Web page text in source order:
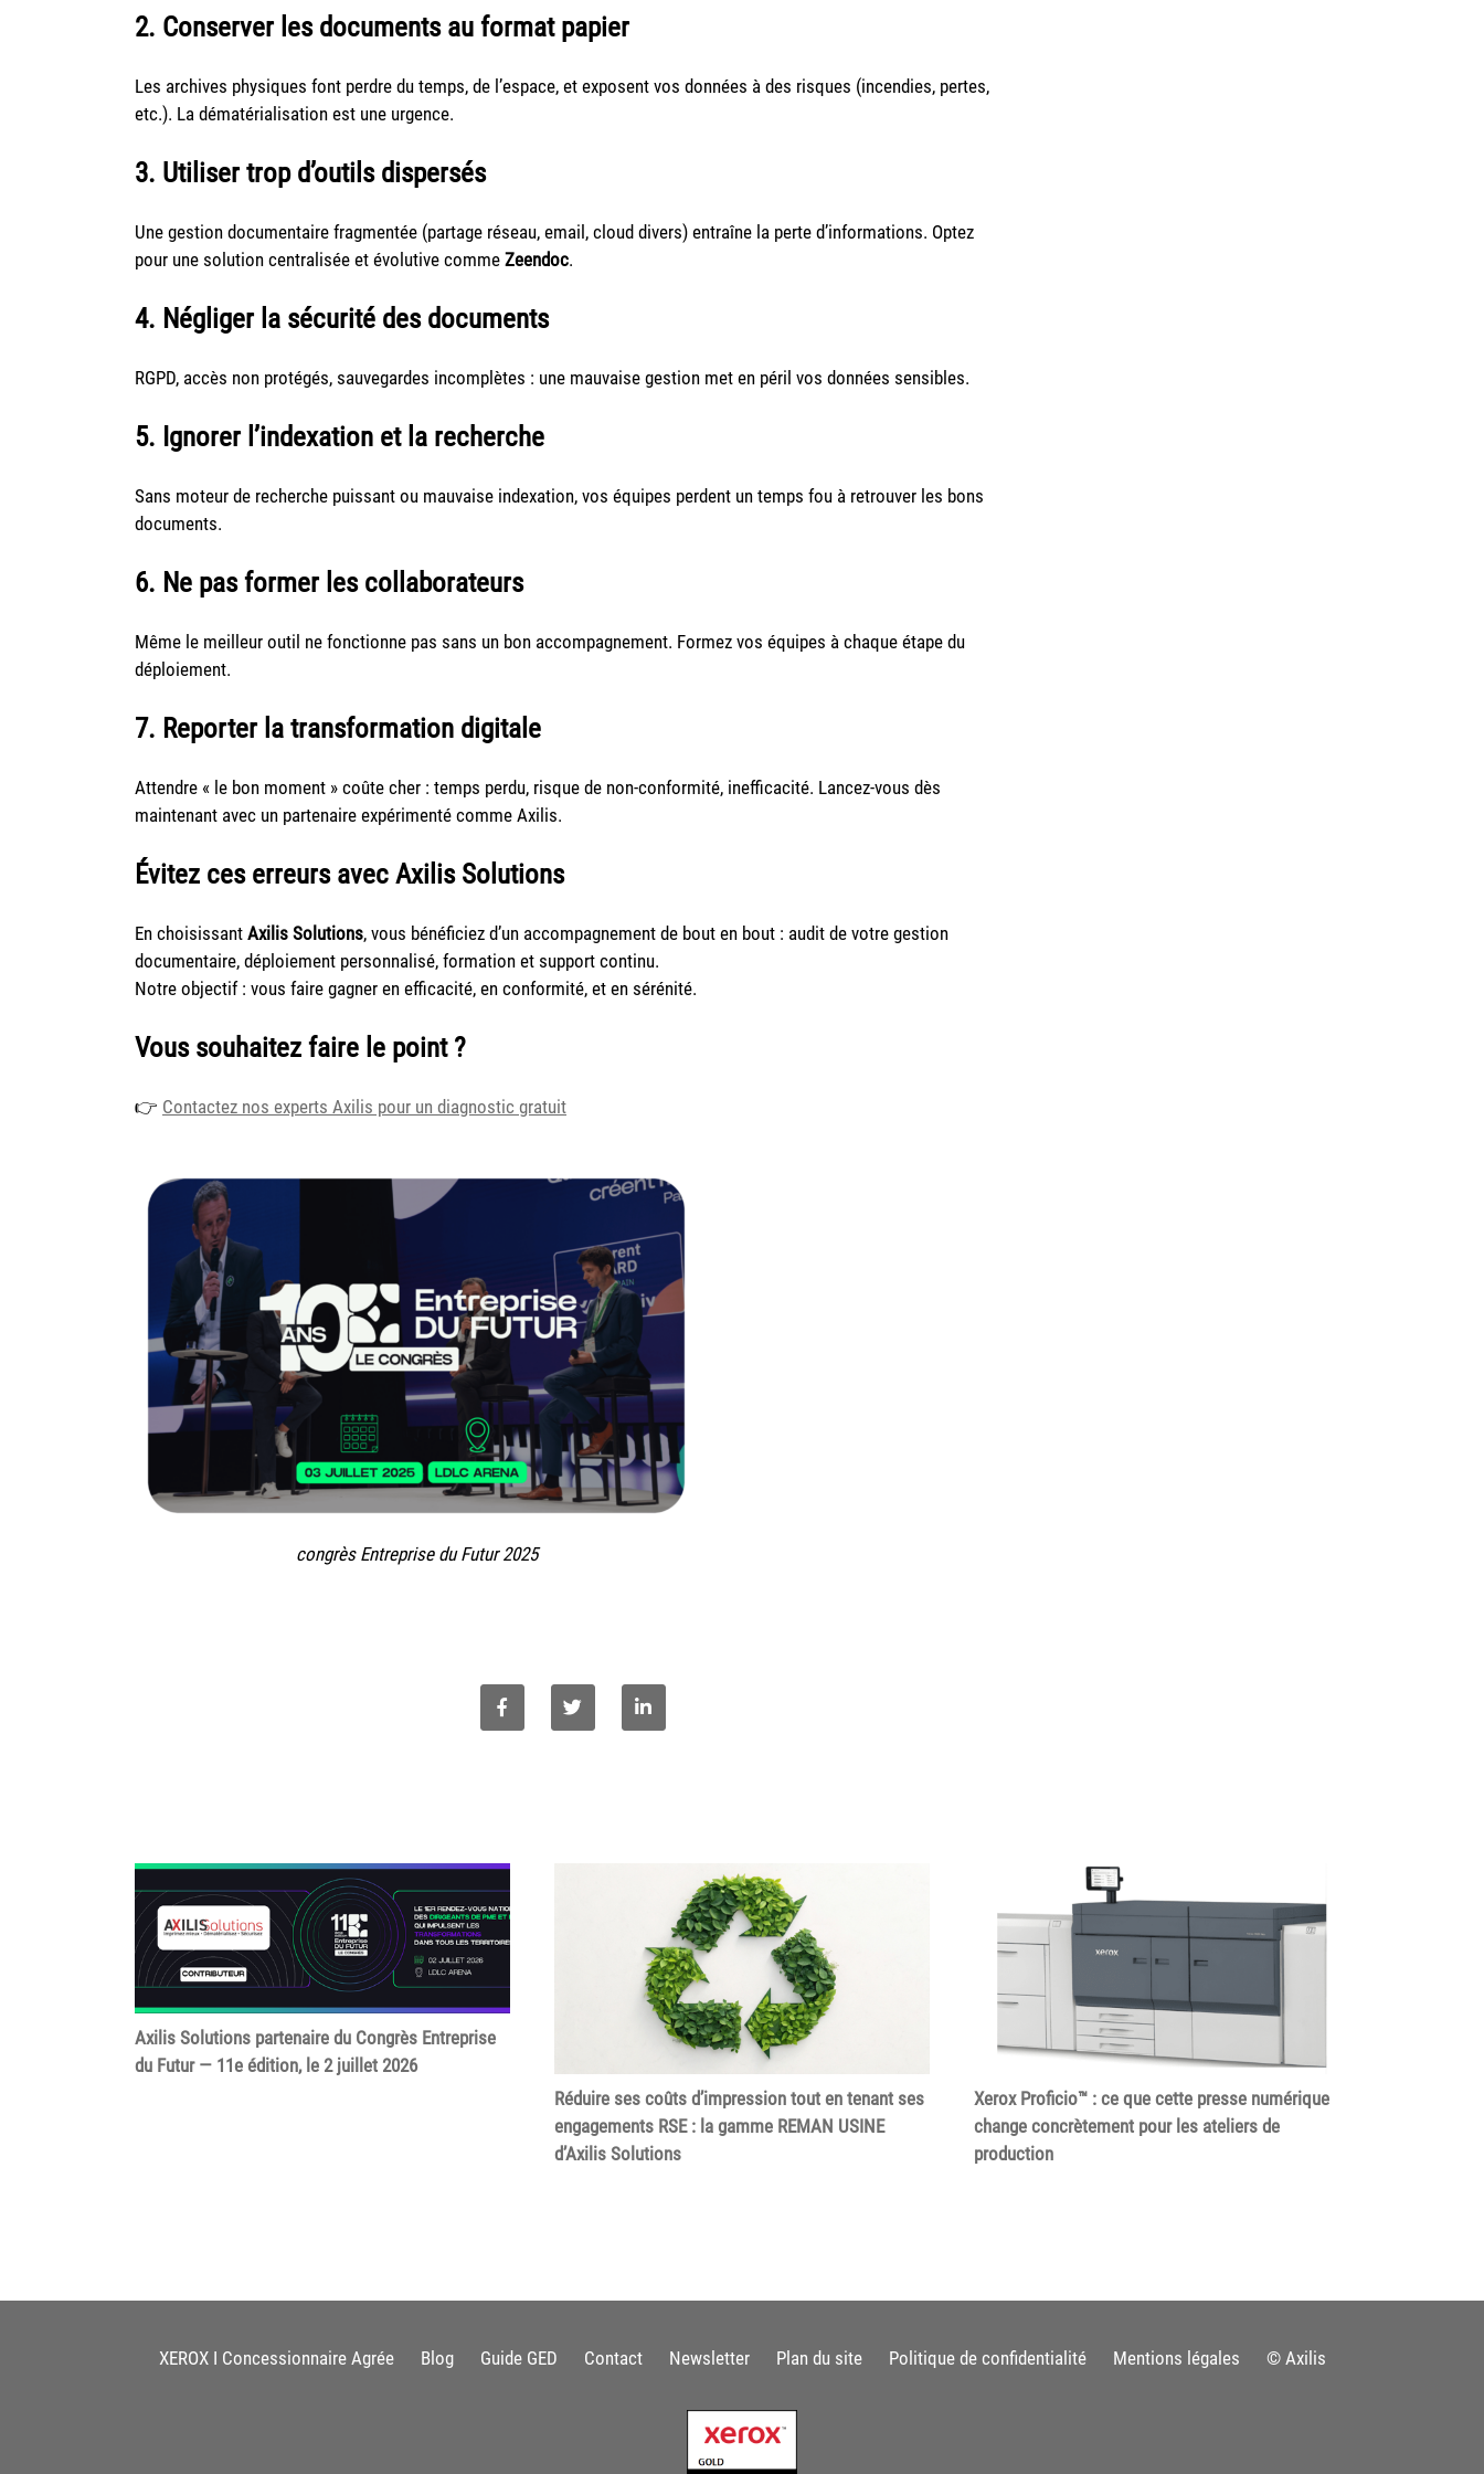
2. Conserver les documents au format papier
Les archives physiques font perdre du temps, de l’espace, et exposent vos données à des risques (incendies, pertes,
etc.). La dématérialisation est une urgence.
3. Utiliser trop d’outils dispersés
Une gestion documentaire fragmentée (partage réseau, email, cloud divers) entraîne la perte d’informations. Optez
pour une solution centralisée et évolutive comme Zeendoc.
4. Négliger la sécurité des documents
RGPD, accès non protégés, sauvegardes incomplètes : une mauvaise gestion met en péril vos données sensibles.
5. Ignorer l’indexation et la recherche
Sans moteur de recherche puissant ou mauvaise indexation, vos équipes perdent un temps fou à retrouver les bons
documents.
6. Ne pas former les collaborateurs
Même le meilleur outil ne fonctionne pas sans un bon accompagnement. Formez vos équipes à chaque étape du
déploiement.
7. Reporter la transformation digitale
Attendre « le bon moment » coûte cher : temps perdu, risque de non-conformité, inefficacité. Lancez-vous dès
maintenant avec un partenaire expérimenté comme Axilis.
Évitez ces erreurs avec Axilis Solutions
En choisissant Axilis Solutions, vous bénéficiez d’un accompagnement de bout en bout : audit de votre gestion
documentaire, déploiement personnalisé, formation et support continu.
Notre objectif : vous faire gagner en efficacité, en conformité, et en sérénité.
Vous souhaitez faire le point ?
👉 Contactez nos experts Axilis pour un diagnostic gratuit
congrès Entreprise du Futur 2025
Axilis Solutions partenaire du Congrès Entreprise
du Futur — 11e édition, le 2 juillet 2026
Réduire ses coûts d’impression tout en tenant ses
engagements RSE : la gamme REMAN USINE
d’Axilis Solutions
Xerox Proficio™ : ce que cette presse numérique
change concrètement pour les ateliers de
production
XEROX I Concessionnaire Agrée Blog Guide GED Contact Newsletter Plan du site Politique de confidentialité Mentions légales © Axilis